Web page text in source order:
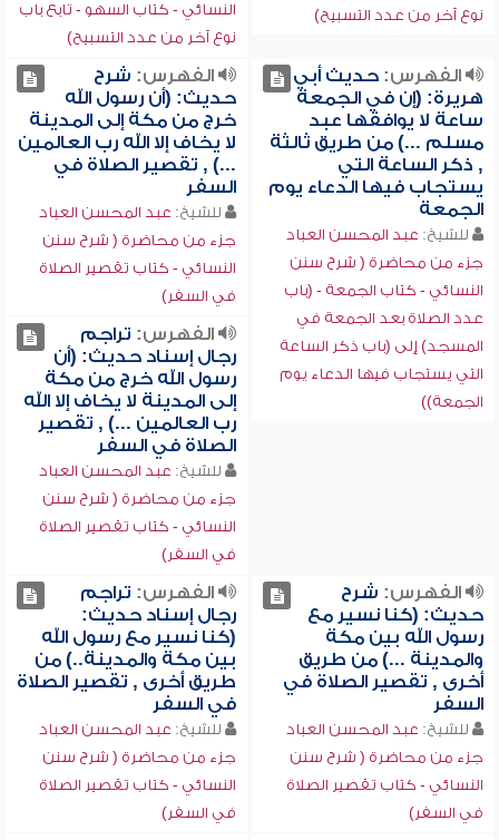
نوع آخر من عدد التسبيح)
النسائي - كتاب السهو - تابع باب
نوع آخر من عدد التسبيح)
الفهرس:حديث أبي
هريرة: (إن في الجمعة
ساعة لا يوافقها عبد
مسلم ...) من طريق ثالثة
, ذكر الساعة التي
يستجاب فيها الدعاء يوم
الجمعة
للشيخ: عبد المحسن العباد
جزء من محاضرة ( شرح سنن
النسائي - كتاب الجمعة - (باب
عدد الصلاة بعد الجمعة في
المسجد) إلى (باب ذكر الساعة
التي يستجاب فيها الدعاء يوم
الجمعة))
الفهرس: شرح
حديث: (أن رسول الله
خرج من مكة إلى المدينة
لا يخاف إلا الله رب العالمين
...) , تقصير الصلاة في
السفر
للشيخ: عبد المحسن العباد
جزء من محاضرة ( شرح سنن
النسائي - كتاب تقصير الصلاة
في السفر)
الفهرس: تراجم
رجال إسناد حديث: (أن
رسول الله خرج من مكة
إلى المدينة لا يخاف إلا الله
رب العالمين ...) , تقصير
الصلاة في السفر
للشيخ: عبد المحسن العباد
جزء من محاضرة ( شرح سنن
النسائي - كتاب تقصير الصلاة
في السفر)
الفهرس: شرح
حديث: (كنا نسير مع
رسول الله بين مكة
والمدينة ...) من طريق
أخرى , تقصير الصلاة في
السفر
للشيخ: عبد المحسن العباد
جزء من محاضرة ( شرح سنن
النسائي - كتاب تقصير الصلاة
في السفر)
الفهرس: تراجم
رجال إسناد حديث:
(كنا نسير مع رسول الله
بين مكة والمدينة..) من
طريق أخرى , تقصير الصلاة
في السفر
للشيخ: عبد المحسن العباد
جزء من محاضرة ( شرح سنن
النسائي - كتاب تقصير الصلاة
في السفر)